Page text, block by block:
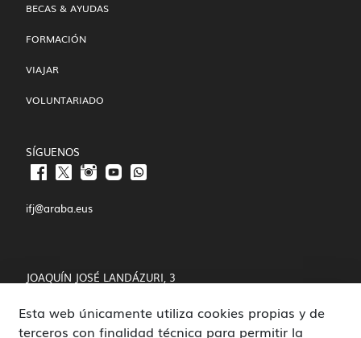
BECAS & AYUDAS
FORMACIÓN
VIAJAR
VOLUNTARIADO
SÍGUENOS
ifj@araba.eus
JOAQUÍN JOSÉ LANDÁZURI, 3
01008 VITORIA-GASTEIZ
Esta web únicamente utiliza cookies propias y de
terceros con finalidad técnica para permitir la